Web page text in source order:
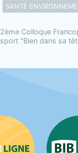
SANTÉ
2ème Colloque
sport "Bien dans sa